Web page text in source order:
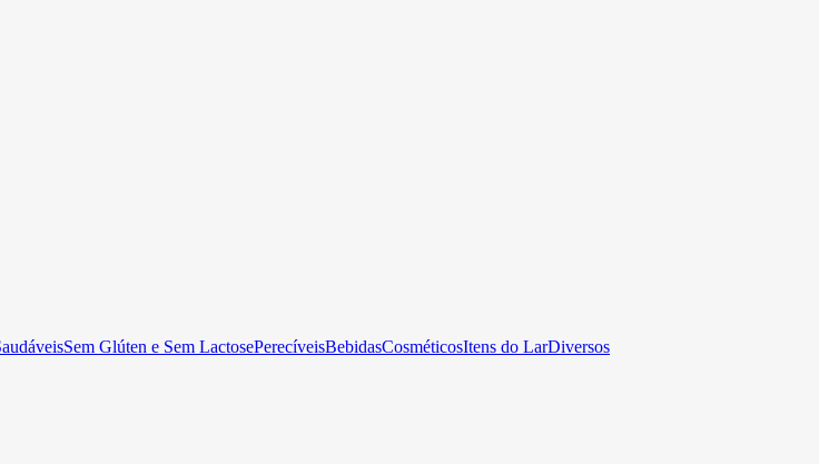
Sem Glúten e Sem LactosePerecíveisBebidasCosméticosItens do LarDiversos